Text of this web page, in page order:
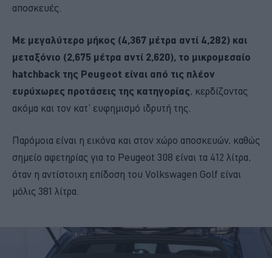
αποσκευές.
Με μεγαλύτερο μήκος (4,367 μέτρα αντί 4,282) και
μεταξόνιο (2,675 μέτρα αντί 2,620), το μικρομεσαίο
hatchback της Peugeot είναι από τις πλέον
ευρύχωρες προτάσεις της κατηγορίας, κερδίζοντας
ακόμα και τον κατ’ ευφημισμό ιδρυτή της.
Παρόμοια είναι η εικόνα και στον χώρο αποσκευών, καθώς
σημείο αφετηρίας για το Peugeot 308 είναι τα 412 λίτρα,
όταν η αντίστοιχη επίδοση του Volkswagen Golf είναι
μόλις 381 λίτρα.